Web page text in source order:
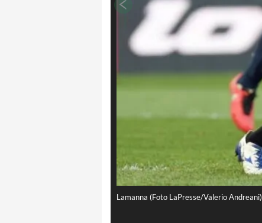
Lamanna (Foto LaPresse/Valerio Andreani)